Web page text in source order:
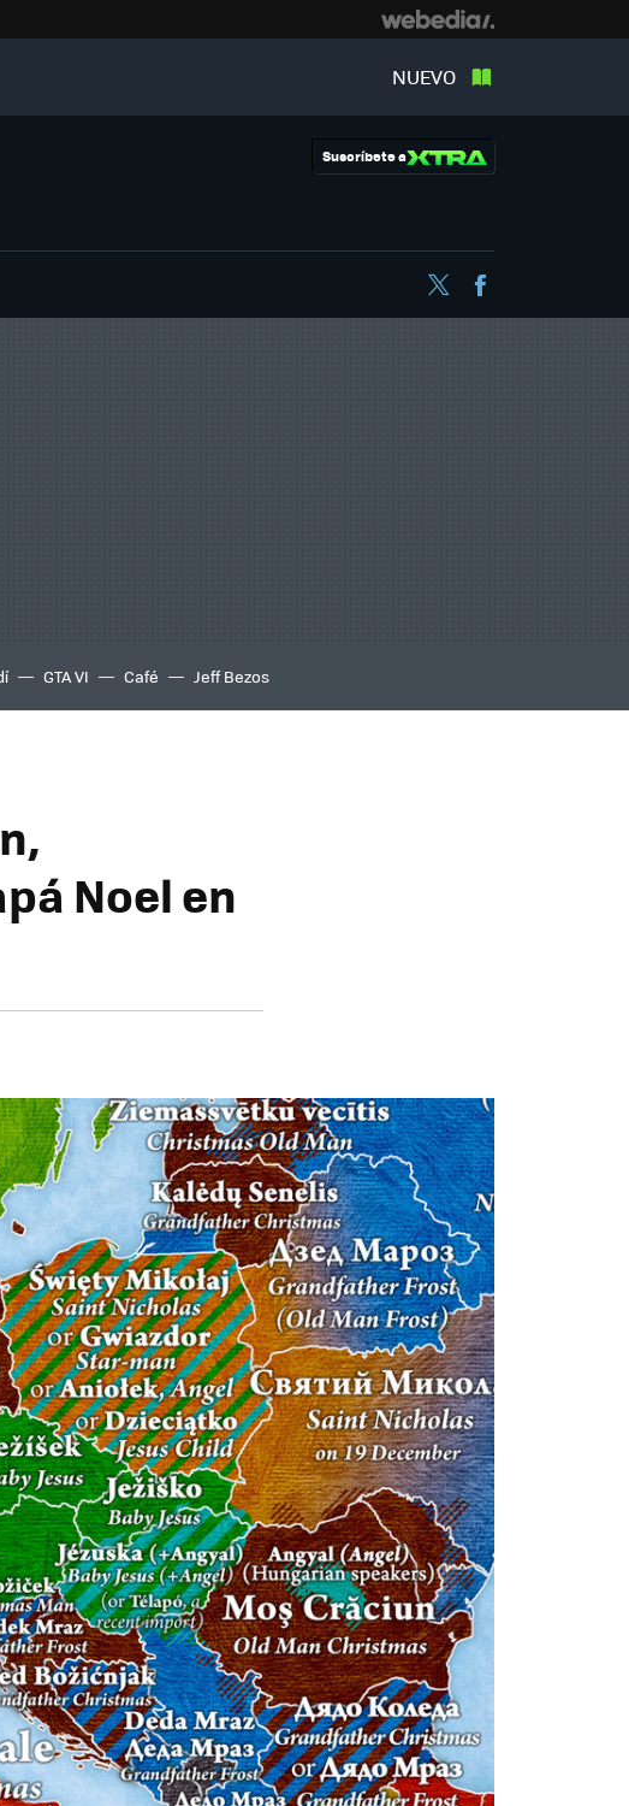
NUEVO
Suscríbete a
Twitter
GTA VI Café Jeff Bezos
Noel en